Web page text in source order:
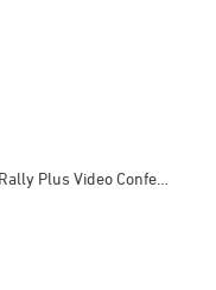
Logitech Rally Plus Video Conference